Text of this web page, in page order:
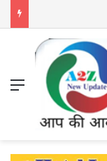
Menu